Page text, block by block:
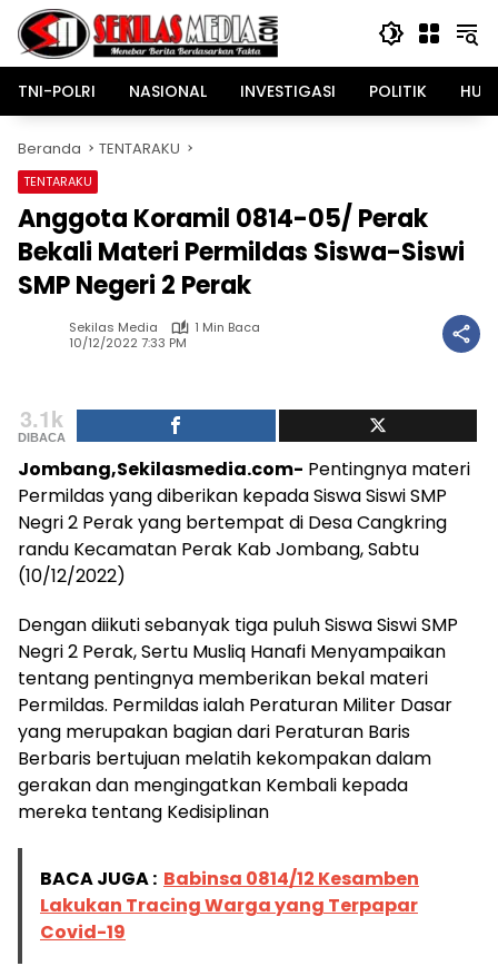
Langsung
konten
TNI-POLRI
NASIONAL INVESTIGASI POLITIK
Beranda TENTARAKU
TENTARAKU
Anggota Koramil 0814-05/ Perak
Bekali Materi Permildas Siswa-Siswi
SMP Negeri 2 Perak
Sekilas Media
1 Min Baca
10/12/2022 7:33 PM
3.1k
DIBACA
Jombang,Sekilasmedia.com- Pentingnya materi
Permildas yang diberikan kepada Siswa Siswi SMP
Negri 2 Perak yang bertempat di Desa Cangkring
randu Kecamatan Perak Kab Jombang, Sabtu
(10/12/2022)
Dengan diikuti sebanyak tiga puluh Siswa Siswi SMP
Negri 2 Perak, Sertu Musliq Hanafi Menyampaikan
tentang pentingnya memberikan bekal materi
Permildas. Permildas ialah Peraturan Militer Dasar
yang merupakan bagian dari Peraturan Baris
Berbaris bertujuan melatih kekompakan dalam
gerakan dan mengingatkan Kembali kepada
mereka tentang Kedisiplinan
BACA JUGA : Babinsa 0814/12 Kesamben
Lakukan Tracing Warga yang Terpapar
Covid-19